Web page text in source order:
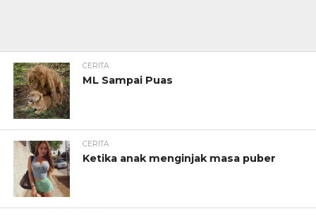
CERITA
ML Sampai Puas
CERITA
Ketika anak menginjak masa puber